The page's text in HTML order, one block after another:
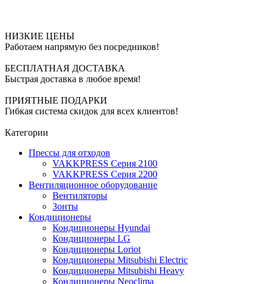
НИЗКИЕ ЦЕНЫ
Работаем напрямую без посредников!
БЕСПЛАТНАЯ ДОСТАВКА
Быстрая доставка в любое время!
ПРИЯТНЫЕ ПОДАРКИ
Гибкая система скидок для всех клиентов!
Категории
Прессы для отходов
VAKKPRESS Серия 2100
VAKKPRESS Серия 2200
Вентиляционное оборудование
Вентиляторы
Зонты
Кондиционеры
Кондиционеры Hyundai
Кондиционеры LG
Кондиционеры Loriot
Кондиционеры Mitsubishi Electric
Кондиционеры Mitsubishi Heavy
Кондиционеры Neoclima